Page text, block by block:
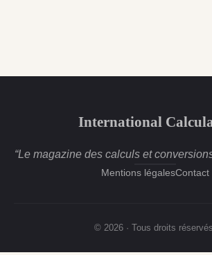
International
“Le magazine des calculs et
Mentions légalesContact
© 2026 · Tous droits